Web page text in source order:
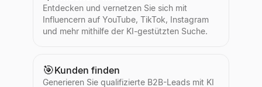
Entdecken und vernetzen Sie sich mit
Influencern auf YouTube, TikTok, Instagram
und mehr mithilfe der KI-gestützten Suche.
🎯Kunden finden
Generieren Sie qualifizierte B2B-Leads mit KI